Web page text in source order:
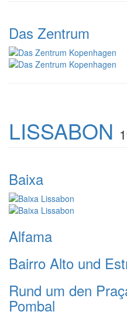
Das Zentrum
LISSABON
Baixa
Alfama
Bairro Alto und
Rund um den
Pombal